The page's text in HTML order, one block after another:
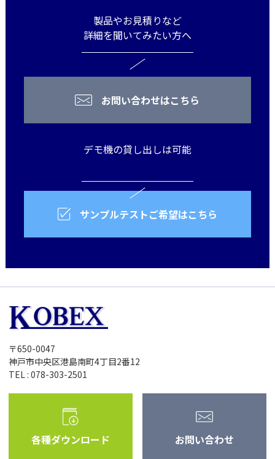
製品やお見積りなど
詳細を聞いてみたい方へ
お問い合わせはこちら
デモ機の貸し出しは可能
サンプルテストご希望はこちら
〒650-0047
神戸市中央区港島南町4丁目2番12
TEL : 078-303-2501
各種ダウンロード お問い合わせ